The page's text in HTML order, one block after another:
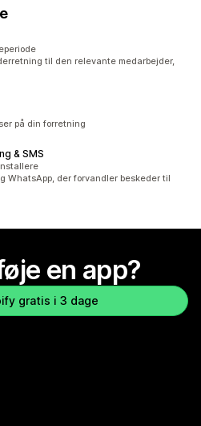
til den relevante medarbejder,
på din forretning
& SMS
WhatsApp, der forvandler beskeder til
en app?
gratis i 3 dage